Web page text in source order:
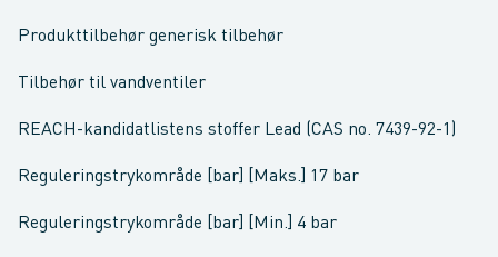
Produkttilbehør generisk tilbehør
Tilbehør til vandventiler
REACH-kandidatlistens stoffer Lead (CAS no. 7439-92-1)
Reguleringstrykområde [bar] [Maks.] 17 bar
Reguleringstrykområde [bar] [Min.] 4 bar